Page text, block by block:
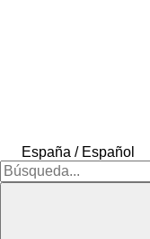
España / Español